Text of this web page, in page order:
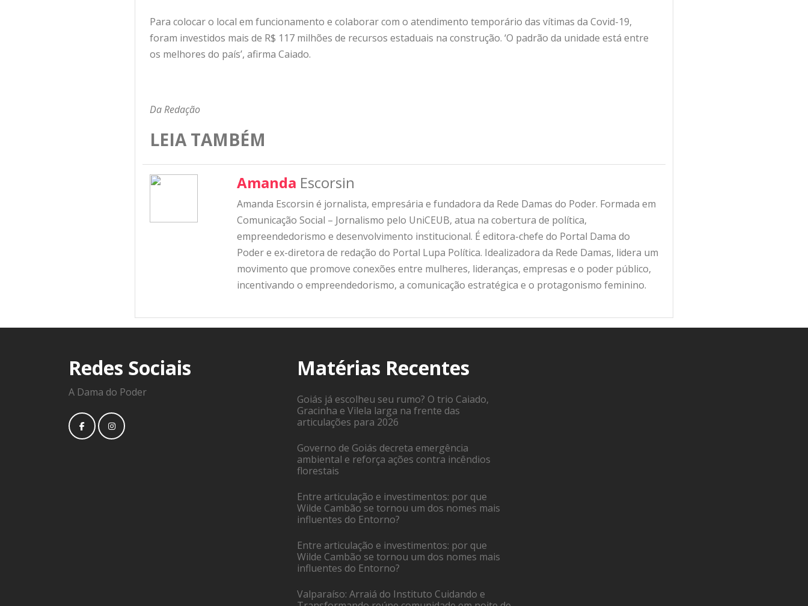
Para colocar o local em funcionamento e colaborar com o atendimento temporário das vítimas da Covid-19,
foram investidos mais de R$ 117 milhões de recursos estaduais na construção. ‘O padrão da unidade está entre
os melhores do país’, afirma Caiado.
Da Redação
LEIA TAMBÉM
Amanda Escorsin
Amanda Escorsin é jornalista, empresária e fundadora da Rede Damas do Poder. Formada em
Comunicação Social – Jornalismo pelo UniCEUB, atua na cobertura de política,
empreendedorismo e desenvolvimento institucional. É editora-chefe do Portal Dama do
Poder e ex-diretora de redação do Portal Lupa Política. Idealizadora da Rede Damas, lidera um
movimento que promove conexões entre mulheres, lideranças, empresas e o poder público,
incentivando o empreendedorismo, a comunicação estratégica e o protagonismo feminino.
Redes Sociais
A Dama do Poder
Matérias Recentes
Goiás já escolheu seu rumo? O trio Caiado,
Gracinha e Vilela larga na frente das
articulações para 2026
Governo de Goiás decreta emergência
ambiental e reforça ações contra incêndios
florestais
Entre articulação e investimentos: por que
Wilde Cambão se tornou um dos nomes mais
influentes do Entorno?
Entre articulação e investimentos: por que
Wilde Cambão se tornou um dos nomes mais
influentes do Entorno?
Valparaíso: Arraiá do Instituto Cuidando e